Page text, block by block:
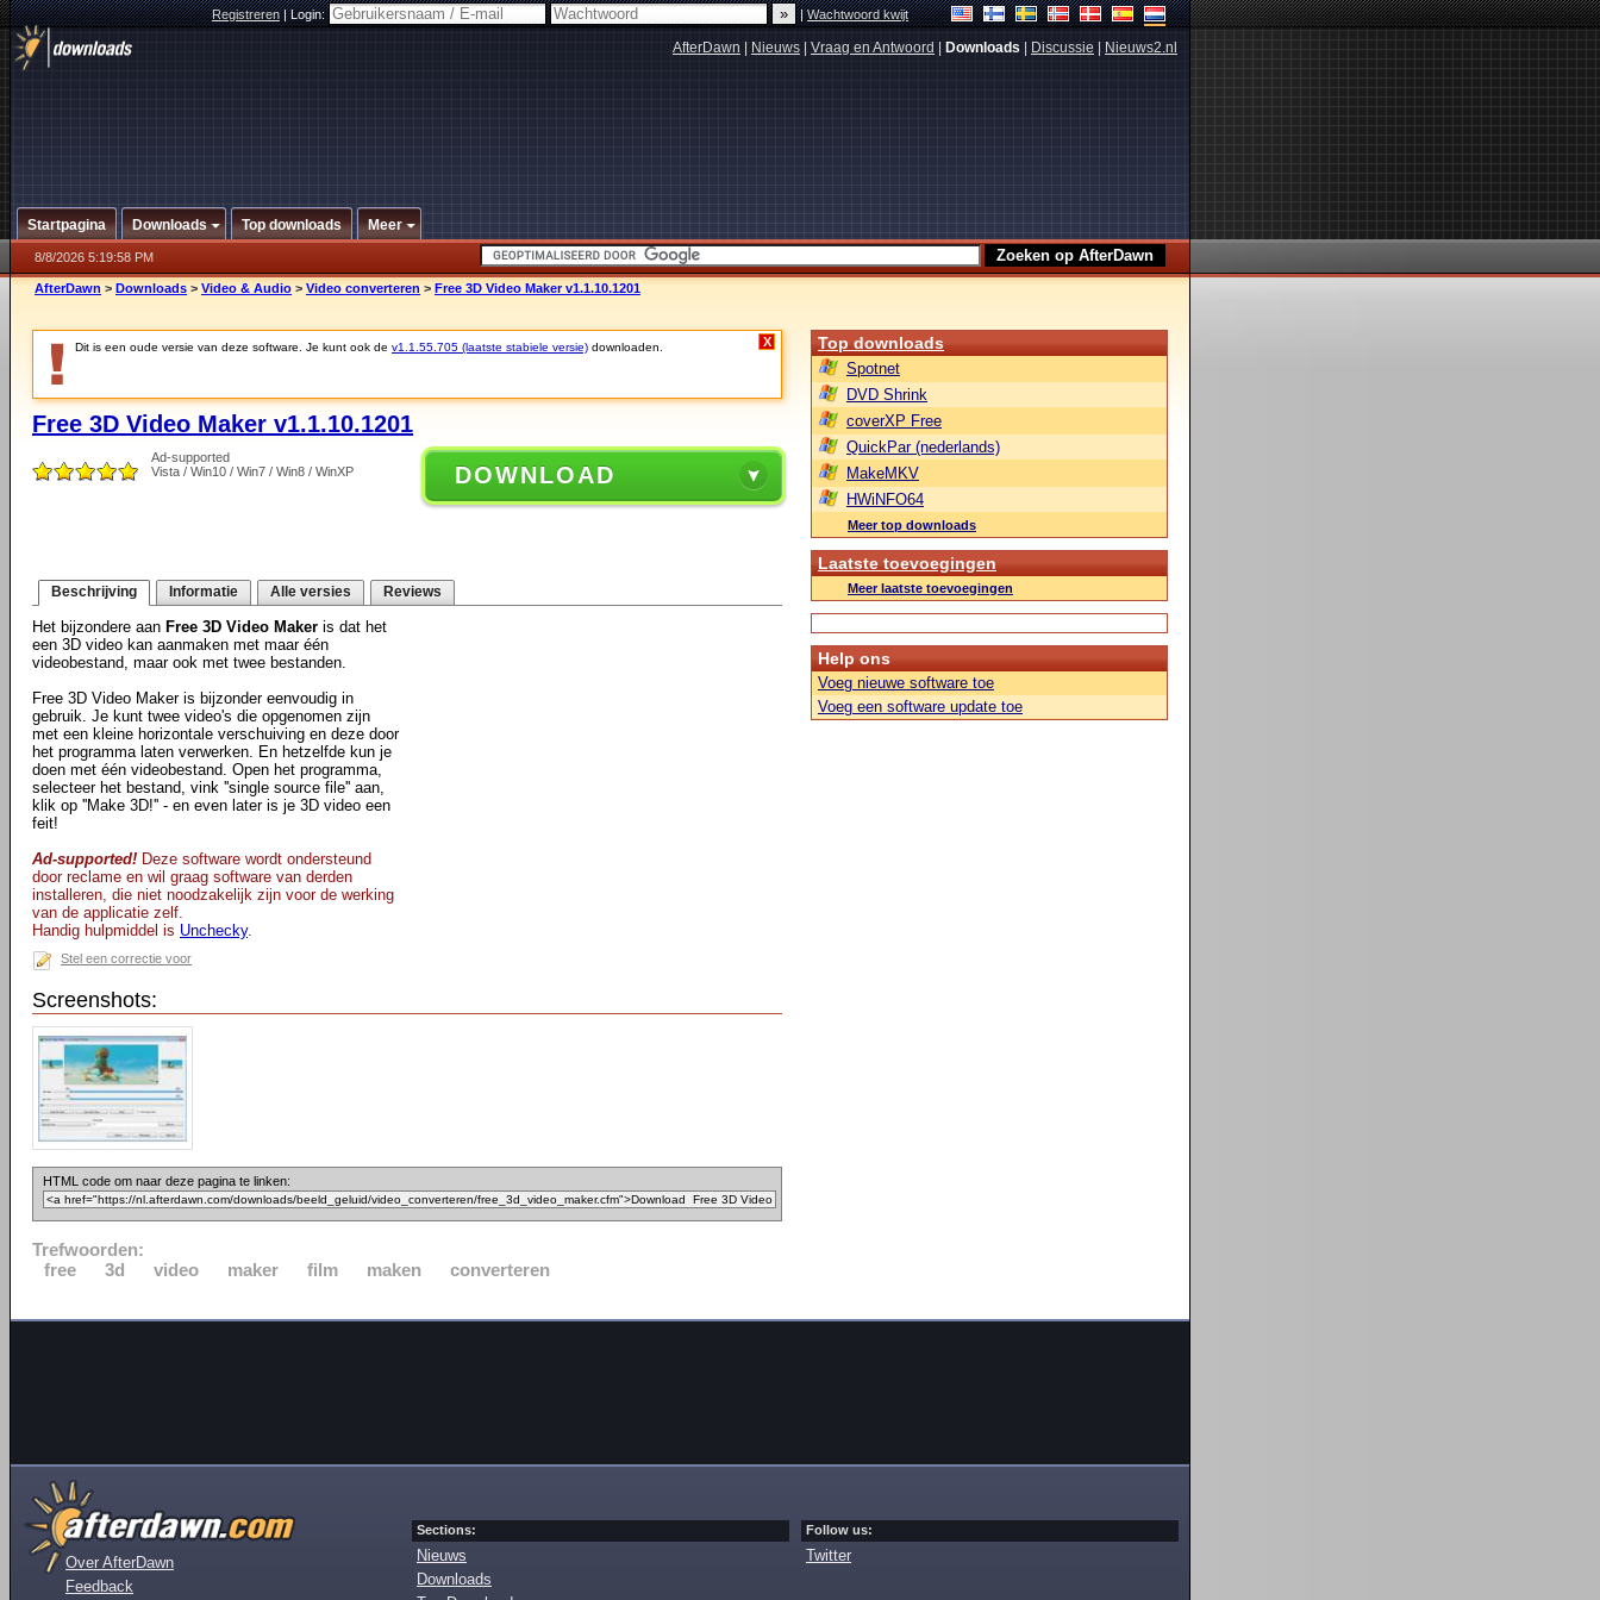
Registreren|Login: |Wachtwoord kwijt
AfterDawn Nieuws Vraag en Antwoord Downloads Discussie Nieuws2.nl
Startpagina Downloads Top downloads Meer
8/8/2026 5:19:58 PM
AfterDawn > Downloads > Video & Audio > Video converteren > Free 3D Video Maker v1.1.10.1201
Dit is een oude versie van deze software. Je kunt ook de v1.1.55.705 (laatste stabiele versie) downloaden. X
Free 3D Video Maker v1.1.10.1201
Ad-supported
Vista / Win10 / Win7 / Win8 / WinXP
DOWNLOAD
Beschrijving Informatie Alle versies Reviews
Het bijzondere aan Free 3D Video Maker is dat het
een 3D video kan aanmaken met maar één
videobestand, maar ook met twee bestanden.
Free 3D Video Maker is bijzonder eenvoudig in
gebruik. Je kunt twee video's die opgenomen zijn
met een kleine horizontale verschuiving en deze door
het programma laten verwerken. En hetzelfde kun je
doen met één videobestand. Open het programma,
selecteer het bestand, vink ''single source file'' aan,
klik op ''Make 3D!'' - en even later is je 3D video een
feit!
Ad-supported! Deze software wordt ondersteund
door reclame en wil graag software van derden
installeren, die niet noodzakelijk zijn voor de werking
van de applicatie zelf.
Handig hulpmiddel is Unchecky.
Stel een correctie voor
Screenshots:
HTML code om naar deze pagina te linken:
Trefwoorden:
free
3d video maker film maken converteren
Top downloads
Spotnet
DVD Shrink
coverXP Free
QuickPar (nederlands)
MakeMKV
HWiNFO64
Meer top downloads
Laatste toevoegingen
Meer laatste toevoegingen
Help ons
Voeg nieuwe software toe
Voeg een software update toe
Over AfterDawn
Feedback
Sections:
Nieuws
Downloads
Follow us:
Twitter